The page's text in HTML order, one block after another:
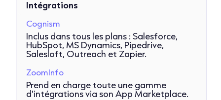
Intégrations
Cognism
Inclus dans tous les plans : Salesforce,
HubSpot, MS Dynamics, Pipedrive,
Salesloft, Outreach et Zapier.
ZoomInfo
Prend en charge toute une gamme
d'intégrations via son App Marketplace.